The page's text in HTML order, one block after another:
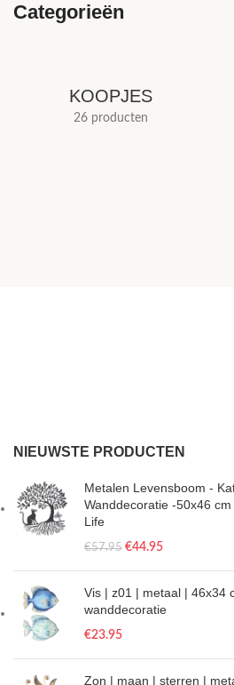
Categorieën
KOOPJES
26 producten
NIEUWSTE PRODUCTEN
Metalen Levensboom -
Wanddecoratie -50x46
Life
€57.95 €44.95
Vis | z01 | metaal | 46x34
wanddecoratie
€23.95
Zon | maan | sterren |